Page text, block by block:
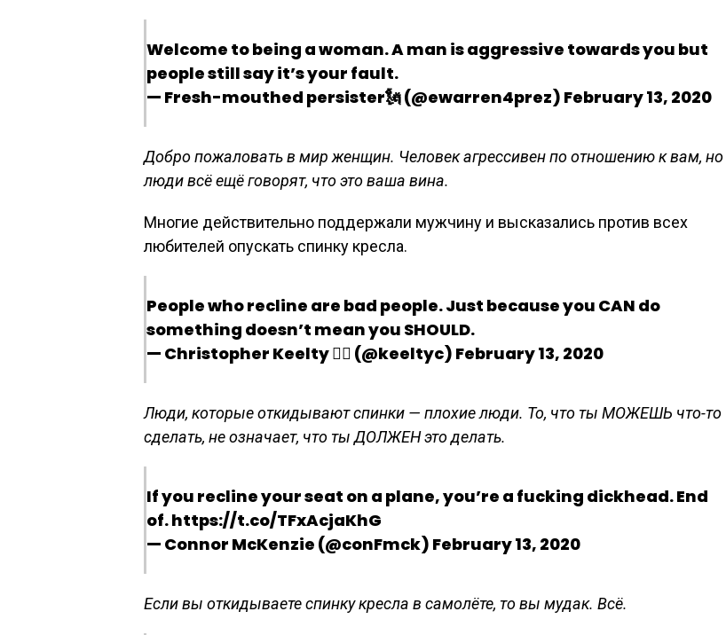
Welcome to being a woman. A man is aggressive towards you but
people still say it’s your fault.
— Fresh-mouthed persister🗽 (@ewarren4prez) February 13, 2020
Добро пожаловать в мир женщин. Человек агрессивен по отношению к вам, но
люди всё ещё говорят, что это ваша вина.
Многие действительно поддержали мужчину и высказались против всех
любителей опускать спинку кресла.
People who recline are bad people. Just because you CAN do
something doesn’t mean you SHOULD.
— Christopher Keelty 🏳️‍🌈 (@keeltyc) February 13, 2020
Люди, которые откидывают спинки — плохие люди. То, что ты МОЖЕШЬ что-то
сделать, не означает, что ты ДОЛЖЕН это делать.
If you recline your seat on a plane, you’re a fucking dickhead. End
of. https://t.co/TFxAcjaKhG
— Connor McKenzie (@conFmck) February 13, 2020
Если вы откидываете спинку кресла в самолёте, то вы мудак. Всё.